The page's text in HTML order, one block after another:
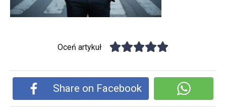
Oceń artykuł
Share on Facebook